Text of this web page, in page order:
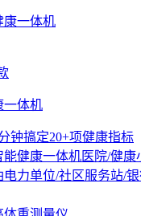
一体机
钟搞定20+项健康指标
能健康一体机医院/健康
电力单位/社区服务站/